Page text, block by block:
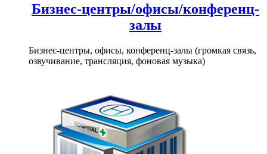
Бизнес-центры/офисы/конференц-
залы
Бизнес-центры, офисы, конференц-залы (громкая связь,
озвучивание, трансляция, фоновая музыка)